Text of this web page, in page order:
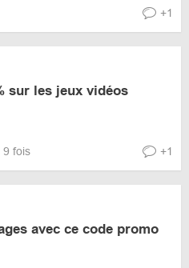
+1
sur les jeux vidéos
9 fois +1
avec ce code promo